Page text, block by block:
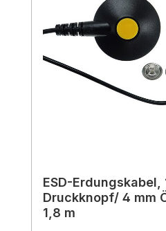
ESD-Erdungskabel,
Druckknopf/ 4 mm
1,8 m